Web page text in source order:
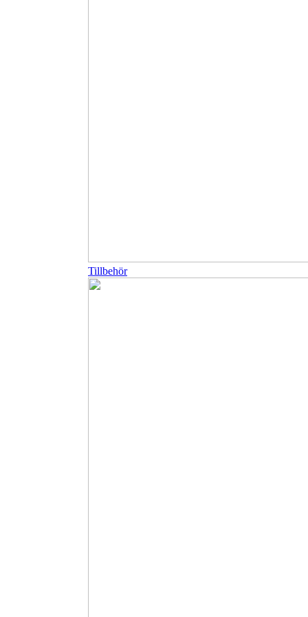
Tillbehör